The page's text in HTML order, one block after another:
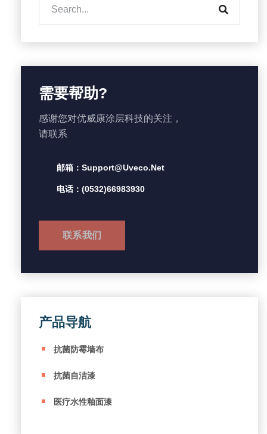
需要帮助?
感谢您对优威康涂层科技的关注，
请联系
邮箱：support@uveco.net
电话：(0532)66983930
联系我们
产品导航
抗菌防霉墙布
抗菌自洁漆
医疗水性釉面漆